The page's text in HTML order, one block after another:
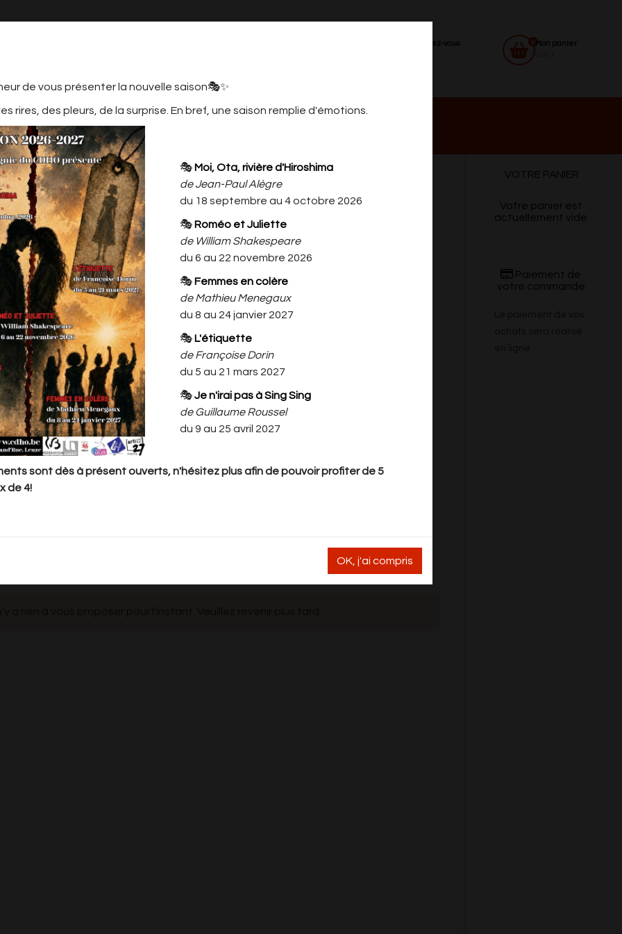
de vous présenter la nouvelle saison🎭✨
rires, des pleurs, de la surprise. En bref, une saison remplie d'émotions.
🎭 Moi, Ota, rivière d'Hiroshima
de Jean-Paul Alègre
du 18 septembre au 4 octobre 2026
🎭 Roméo et Juliette
de William Shakespeare
du 6 au 22 novembre 2026
🎭 Femmes en colère
de Mathieu Menegaux
du 8 au 24 janvier 2027
🎭 L'étiquette
de Françoise Dorin
du 5 au 21 mars 2027
🎭Je n'irai pas à Sing Sing
de Guillaume Roussel
du 9 au 25 avril 2027
sont dès à présent ouverts, n'hésitez plus afin de pouvoir profiter de 5
de 4!
OK, j'ai compris
Identifiez-vous 0 Mon panier
LE CDHO, C'EST AUSSI ...
L'ACTU DU
ENFANTS MARIE 9/12 ANS MARDI
SPECTACLE ATELIER ENFANTS
MARIE 9/12 ans MARDI (16h30/18h)
Attention ce spectacle est
uniquement réservé aux membres
du cercle familial
des enfants participants aux
ateliers.
places au nom de l'enfant
SPECTACLE)
SPECTACLE)
4 places par famille par jour. Si vous
veuillez nous l'informer par mail au
places en plus.Nous nous réservons le droit de
VOTRE PANIER
Votre panier est
actuellement vide
Paiement de
votre commande